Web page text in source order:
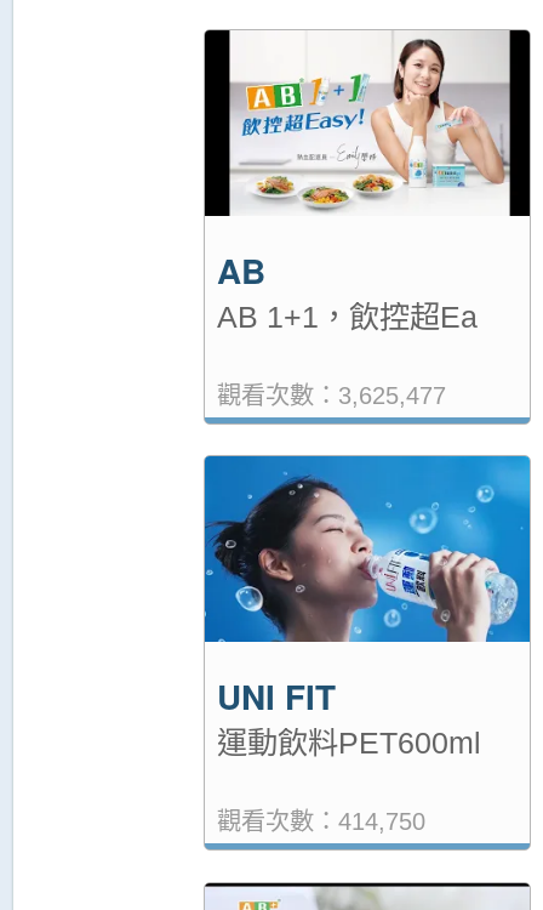
AB
AB 1+1，飲控超Ea
觀看次數：3,625,477
UNI FIT
運動飲料PET600ml
觀看次數：414,750